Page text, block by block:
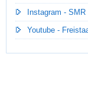
23.02.2026
Was hat der
Instagram - SMR
Youtube -